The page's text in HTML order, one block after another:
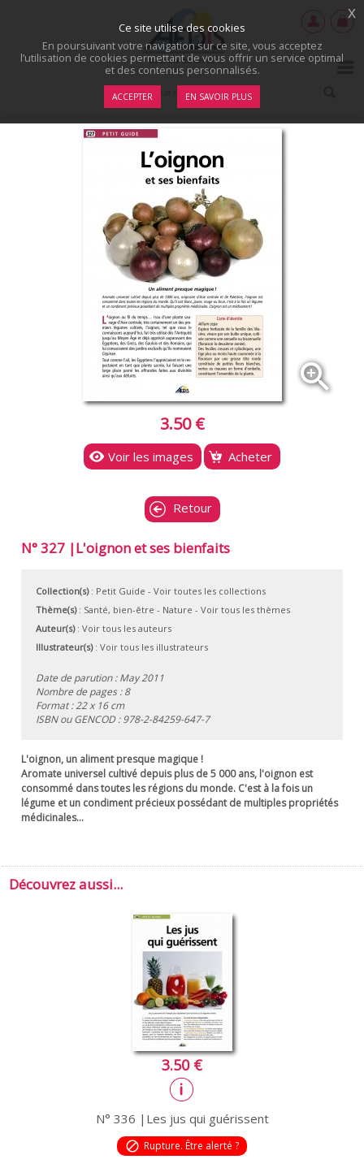
zoom_in
3.50 €
Voir les images Acheter
Retour
N° 327 |L'oignon et ses bienfaits
Collection(s): Petit Guide - Voir toutes les collections
Thème(s): Santé, bien-être - Nature - Voir tous les thèmes
Auteur(s): Voir tous les auteurs
Illustrateur(s): Voir tous les illustrateurs
Date de parution : May 2011
Nombre de pages : 8
Format : 22 x 16 cm
ISBN ou GENCOD :978-2-84259-647-7
L'oignon, un aliment presque magique !
Aromate universel cultivé depuis plus de 5 000 ans, l'oignon est
consommé dans toutes les régions du monde. C'est à la fois un
légume et un condiment précieux possédant de multiples propriétés
médicinales...
Découvrez aussi...
3.50 €
N° 336 |Les jus qui guérissent
block Rupture. Être alerté ?
Ce site utilise des cookies
En poursuivant votre navigation sur ce site, vous acceptez
l’utilisation de cookies permettant de vous offrir un service optimal
et des contenus personnalisés.
ACCEPTER EN SAVOIR PLUS
x